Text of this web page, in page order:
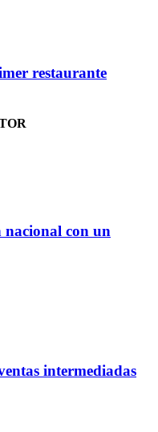
restaurante
nacional con un
intermediadas